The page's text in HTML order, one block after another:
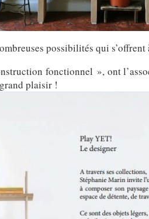
possibilités qui s’offrent
fonctionnel », ont
plaisir !